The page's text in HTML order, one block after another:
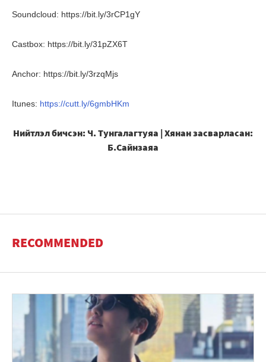
Soundcloud: https://bit.ly/3rCP1gY
Castbox: https://bit.ly/31pZX6T
Anchor: https://bit.ly/3rzqMjs
Itunes: https://cutt.ly/6gmbHKm
Нийтлэл бичсэн: Ч. Тунгалагтуяа | Хянан засварласан:
Б.Сайнзаяа
RECOMMENDED